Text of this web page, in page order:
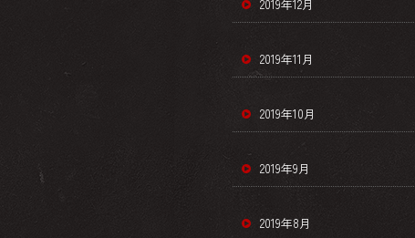
2019年12月
2019年11月
2019年10月
2019年9月
2019年8月